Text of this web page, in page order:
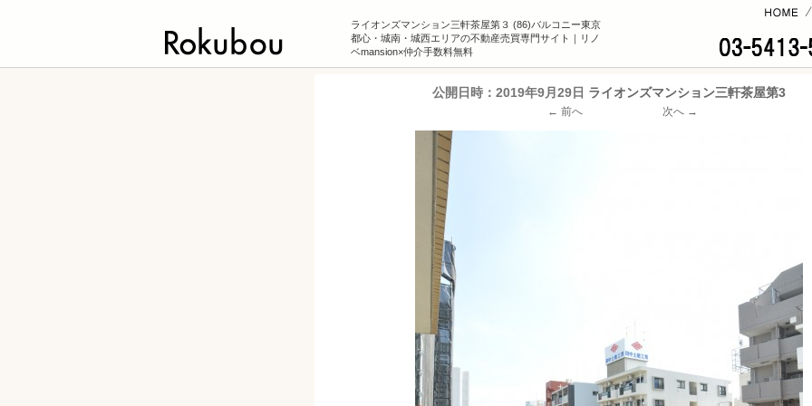
ライオンズマンション三軒茶屋第３ (86)バルコニー東京
都心・城南・城西エリアの不動産売買専門サイト｜リノ
ベmansion×仲介手数料無料
コンテンツ
公開日時： 2019年9月29日 ライオンズマンション三軒茶屋第3
← 前へ 次へ →